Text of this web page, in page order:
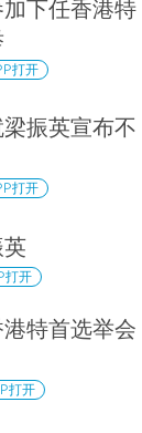
下任香港特
打开
振英宣布不
打开
打开
特首选举会
打开